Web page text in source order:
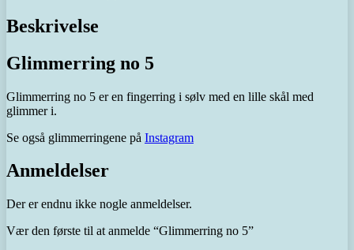
Beskrivelse
Glimmerring no 5
Glimmerring no 5 er en fingerring i sølv med en lille skål med
glimmer i.
Se også glimmerringene på Instagram
Anmeldelser
Der er endnu ikke nogle anmeldelser.
Vær den første til at anmelde “Glimmerring no 5”